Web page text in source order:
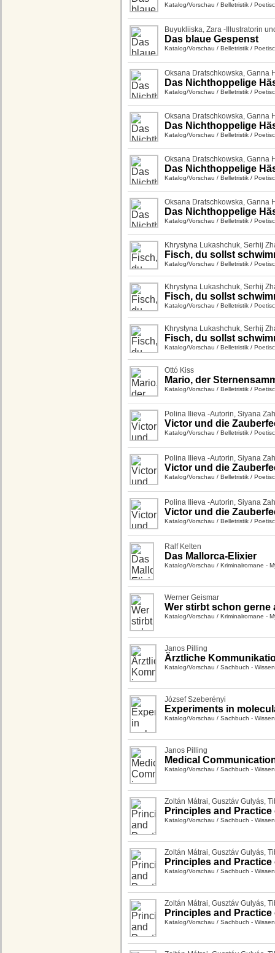
Katalog/Vorschau / Belletristik /
Buyukliiska, Zara -Illustratorin
Das blaue Gespenst
Katalog/Vorschau / Belletristik /
Oksana Dratschkowska, Ganna
Das Nichthoppelige
Katalog/Vorschau / Belletristik /
Oksana Dratschkowska, Ganna
Das Nichthoppelige
Katalog/Vorschau / Belletristik /
Oksana Dratschkowska, Ganna
Das Nichthoppelige
Katalog/Vorschau / Belletristik /
Oksana Dratschkowska, Ganna
Das Nichthoppelige
Katalog/Vorschau / Belletristik /
Khrystyna Lukashchuk, Serhij
Fisch, du sollst
Katalog/Vorschau / Belletristik /
Khrystyna Lukashchuk, Serhij
Fisch, du sollst
Katalog/Vorschau / Belletristik /
Khrystyna Lukashchuk, Serhij
Fisch, du sollst
Katalog/Vorschau / Belletristik /
Ottó Kiss
Mario, der
Katalog/Vorschau / Belletristik /
Polina Ilieva -Autorin, Siyana
Victor und die
Katalog/Vorschau / Belletristik /
Polina Ilieva -Autorin, Siyana
Victor und die
Katalog/Vorschau / Belletristik /
Polina Ilieva -Autorin, Siyana
Victor und die
Katalog/Vorschau / Belletristik /
Ralf Kelten
Das Mallorca-Elixier
Katalog/Vorschau / Kriminalromane -
Werner Geismar
Wer stirbt schon gerne
Katalog/Vorschau / Kriminalromane -
Janos Pilling
Ärztliche
Katalog/Vorschau / Sachbuch -
József Szeberényi
Experiments in
Katalog/Vorschau / Sachbuch -
Janos Pilling
Medical
Katalog/Vorschau / Sachbuch -
Zoltán Mátrai, Gusztáv Gulyás,
Principles and
Katalog/Vorschau / Sachbuch -
Zoltán Mátrai, Gusztáv Gulyás,
Principles and
Katalog/Vorschau / Sachbuch -
Zoltán Mátrai, Gusztáv Gulyás,
Principles and
Katalog/Vorschau / Sachbuch -